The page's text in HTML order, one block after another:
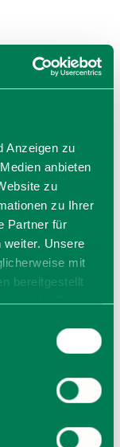
Anzeigen zu
anbieten
zu
zu Ihrer
Partner für
weiter. Unsere
mit
bereitgestellt
der Dienste
nutzen.